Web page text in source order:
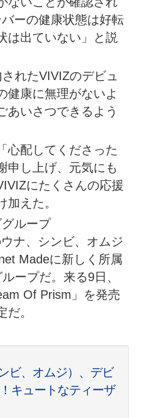
ーの健康状態は好転
は出ていない」と説
れたVIVIZのデビュ
健康に無理がないよ
あいさつできるよう
心配してくださった
申し上げ、元気にも
にたくさんの応援
加えた。
グループ
ナ、シンビ、オムジ
Madeに新しく所属
ープだ。来る9日、
Of Prism」を発売
だ。
ビ、オムジ）、デビ
キュートなティーザ